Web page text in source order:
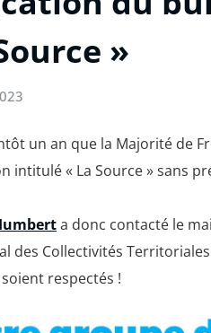
»
un an que la Majorité de
intitulé « La Source » sans
a donc contacté le
des Collectivités
respectés !